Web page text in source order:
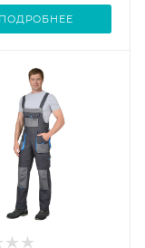
ПОДРОБНЕЕ